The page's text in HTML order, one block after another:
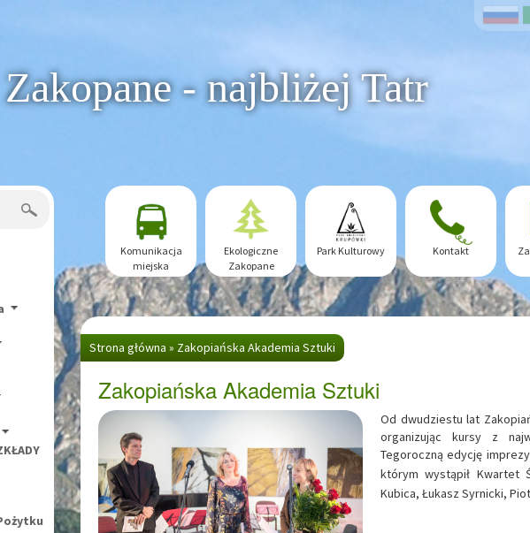
Zakopane - najbliżej Tatr
Komunikacja
miejska
Ekologiczne
Zakopane
Park Kulturowy Kontakt
Strona główna » Zakopiańska Akademia Sztuki
Zakopiańska Akademia Sztuki
Od dwudziestu lat
organizując kursy z
Tegoroczną edycję
którym wystąpił Kwartet
Kubica, Łukasz Syrnicki,